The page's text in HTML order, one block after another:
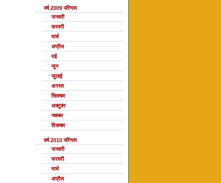
वर्ष 2009 परिणाम
जनवरी
फरवरी
मार्च
अप्रैल
मई
जून
जुलाई
अगस्त
सितम्बर
अक्टूबर
नवम्बर
दिसम्बर
वर्ष 2010 परिणाम
जनवरी
फरवरी
मार्च
अप्रैल